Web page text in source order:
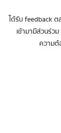
ได้รับ feedback
เข้ามามีส่วนร่ว
ความต้